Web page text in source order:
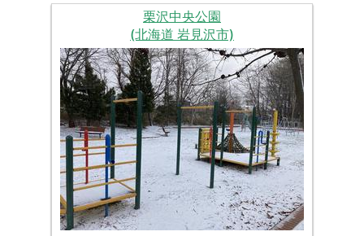
栗沢中央公園
(北海道 岩見沢市)